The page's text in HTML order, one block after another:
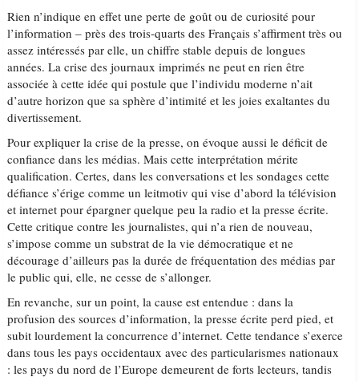
Rien n’indique en effet une perte de goût ou de curiosité pour
l’information – près des trois-quarts des Français s’affirment très ou
assez intéressés par elle, un chiffre stable depuis de longues
années. La crise des journaux imprimés ne peut en rien être
associée à cette idée qui postule que l’individu moderne n’ait
d’autre horizon que sa sphère d’intimité et les joies exaltantes du
divertissement.
Pour expliquer la crise de la presse, on évoque aussi le déficit de
confiance dans les médias. Mais cette interprétation mérite
qualification. Certes, dans les conversations et les sondages cette
défiance s’érige comme un leitmotiv qui vise d’abord la télévision
et internet pour épargner quelque peu la radio et la presse écrite.
Cette critique contre les journalistes, qui n’a rien de nouveau,
s’impose comme un substrat de la vie démocratique et ne
décourage d’ailleurs pas la durée de fréquentation des médias par
le public qui, elle, ne cesse de s’allonger.
En revanche, sur un point, la cause est entendue : dans la
profusion des sources d’information, la presse écrite perd pied, et
subit lourdement la concurrence d’internet. Cette tendance s’exerce
dans tous les pays occidentaux avec des particularismes nationaux
: les pays du nord de l’Europe demeurent de forts lecteurs, tandis